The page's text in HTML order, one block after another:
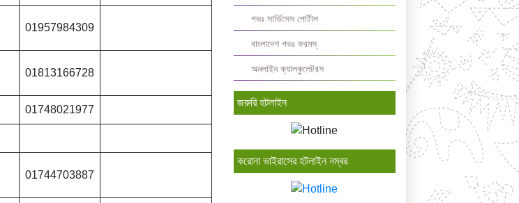
01957984309
01813166728
01748021977
01744703887
গভঃ সার্ভিসেস পোর্টাল
বাংলাদেশ গভঃ ফরমস্‌
অনলাইন ক্যালকুলেটরস
জরুরি হটলাইন
করোনা ভাইরাসের হটলাইন নম্বর